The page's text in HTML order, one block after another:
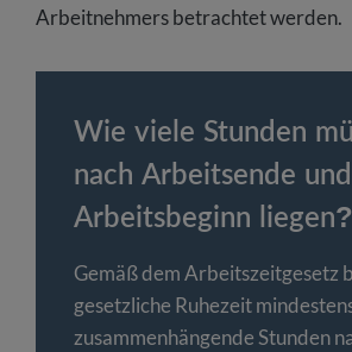
Arbeitnehmers betrachtet werden.
Wie viele Stunden
nach Arbeitsende
Arbeitsbeginn liegen?
Gemäß dem Arbeitszeitgesetz
gesetzliche Ruhezeit
zusammenhängende Stunden